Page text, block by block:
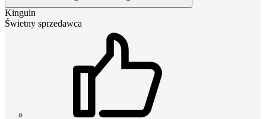
Kinguin
Świetny sprzedawca